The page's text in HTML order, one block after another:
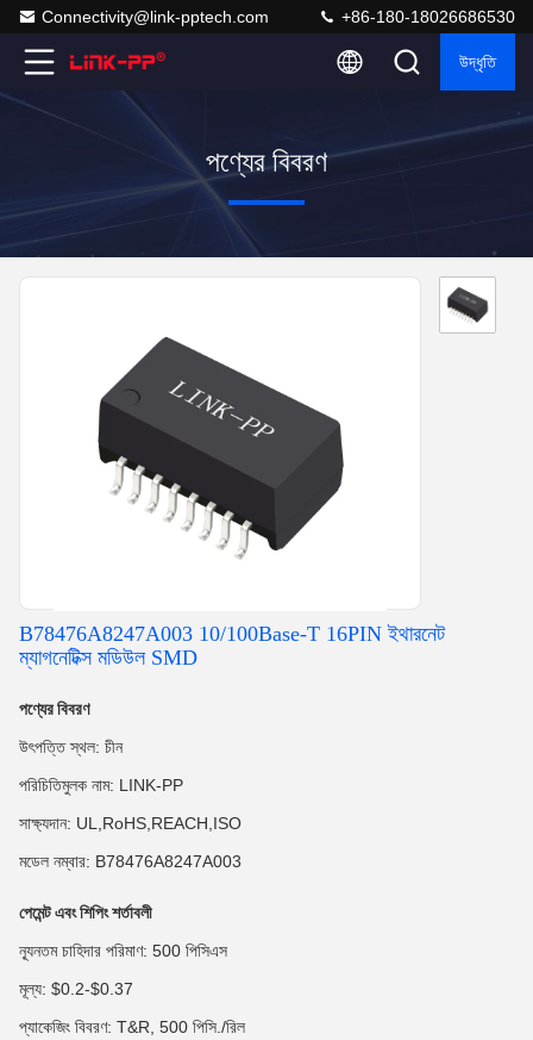
Connectivity@link-pptech.com +86-180-18026686530
উদ্ধৃতি
পণ্যের বিবরণ
B78476A8247A003 10/100Base-T 16PIN ইথারনেট
ম্যাগনেটিক্স মডিউল SMD
পণ্যের বিবরণ
উৎপত্তি স্থল: চীন
পরিচিতিমুলক নাম: LINK-PP
সাক্ষ্যদান: UL,RoHS,REACH,ISO
মডেল নম্বার: B78476A8247A003
পেমেন্ট এবং শিপিং শর্তাবলী
ন্যূনতম চাহিদার পরিমাণ: 500 পিসিএস
মূল্য: $0.2-$0.37
প্যাকেজিং বিবরণ: T&R, 500 পিসি./রিল